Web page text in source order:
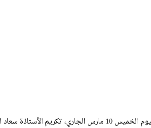
بمناسبة اليوم العالمي للمرأة، تم صباح اليوم الخميس 10